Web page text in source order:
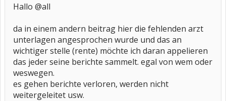
Hallo @all
da in einem andern beitrag hier die fehlenden arzt
unterlagen angesprochen wurde und das an
wichtiger stelle (rente) möchte ich daran appelieren
das jeder seine berichte sammelt. egal von wem oder
weswegen.
es gehen berichte verloren, werden nicht
weitergeleitet usw.